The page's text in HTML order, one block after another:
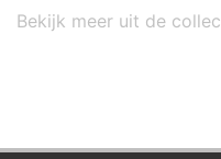
Bekijk meer uit de